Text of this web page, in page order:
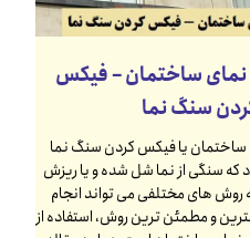
ساختمان – فیکس
سنگ نما
یا فیکس کردن سنگ نما
که سنگی از نما شل شده و یا ریزش
روش های مختلفی می تواند انجام
و مطمئن ترین روش، استفاده از